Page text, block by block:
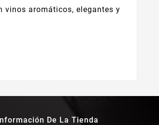
vinos aromáticos, elegantes y
De La Tienda